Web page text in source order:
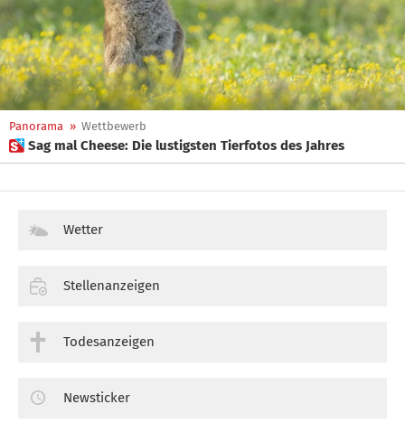
Panorama » Wettbewerb
 Sag mal Cheese: Die lustigsten Tierfotos des Jahres
Wetter
Stellenanzeigen
Todesanzeigen
Newsticker